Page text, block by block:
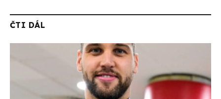
ČTI DÁL